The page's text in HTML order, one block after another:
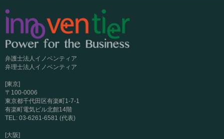
弁護士法人イノベンティア
弁理士法人イノベンティア
[東京]
〒100-0006
東京都千代田区有楽町1-7-1
有楽町電気ビル北館14階
TEL: 03-6261-6581 (代表)
[大阪]